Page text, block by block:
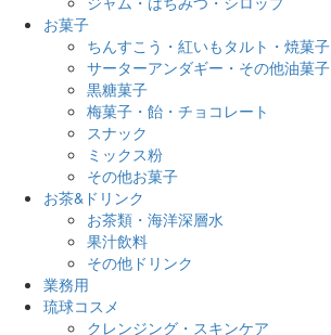
お菓子
ちんすこう・紅いもタルト・焼菓子
サーターアンダギー・その他油菓子
黒糖菓子
梅菓子・飴・チョコレート
スナック
ミックス粉
その他お菓子
お茶&ドリンク
お茶類・海洋深層水
果汁飲料
その他ドリンク
業務用
琉球コスメ
クレンジング・スキンケア